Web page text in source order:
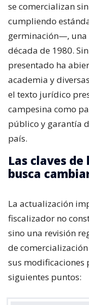
se comercializan
cumpliendo
germinación—, una
década de 1980.
presentado ha
academia y
el texto jurídico
campesina como
público y garantía
país.
Las claves
busca
La actualización
fiscalizador no
sino una revisión
de
sus modificaciones
siguientes puntos: